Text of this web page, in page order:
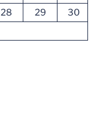
28 29
30